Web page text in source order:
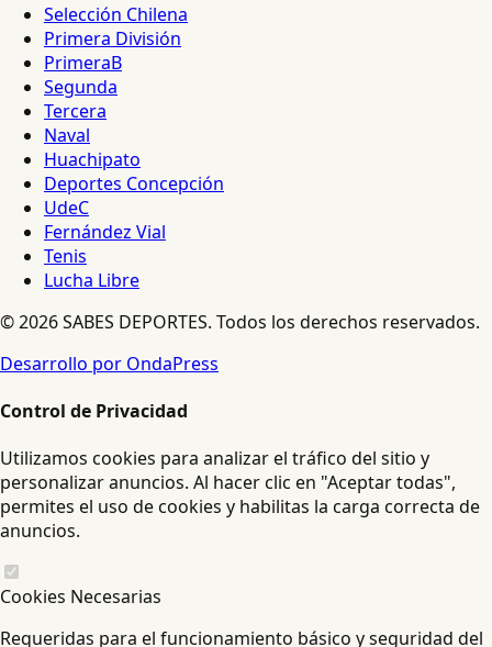
Selección Chilena
Primera División
PrimeraB
Segunda
Tercera
Naval
Huachipato
Deportes Concepción
UdeC
Fernández Vial
Tenis
Lucha Libre
© 2026 SABES DEPORTES. Todos los derechos reservados.
Desarrollo por OndaPress
Control de Privacidad
Utilizamos cookies para analizar el tráfico del sitio y
personalizar anuncios. Al hacer clic en "Aceptar todas",
permites el uso de cookies y habilitas la carga correcta de
anuncios.
Cookies Necesarias
Requeridas para el funcionamiento básico y seguridad del